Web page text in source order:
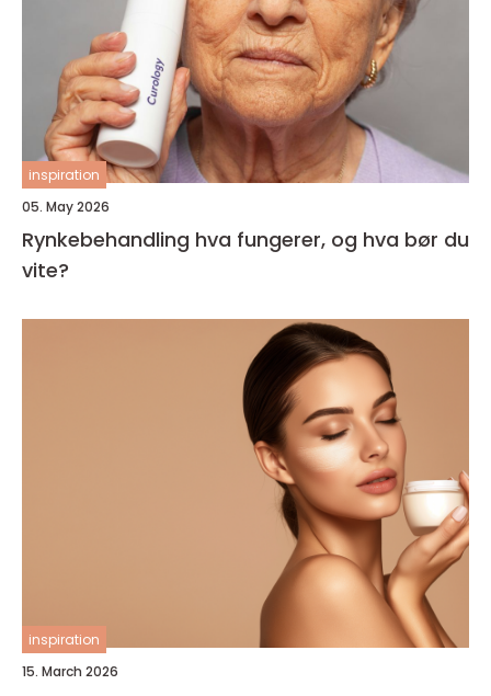
inspiration
05. May 2026
Rynkebehandling hva fungerer, og hva bør du
vite?
inspiration
15. March 2026